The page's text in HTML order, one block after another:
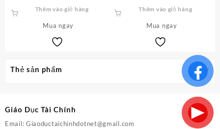
Thẻ sản phẩm
gốc
100.000,0₫.
Thêm vào giỏ hàng
Mua ngay
gốc
100.000,0₫.
Thêm vào giỏ hàng
Mua ngay
Giáo Dục Tài Chính
Email: Giaoductaichinhdotnet@gmail.com